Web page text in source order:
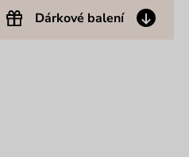
Dárkové balení